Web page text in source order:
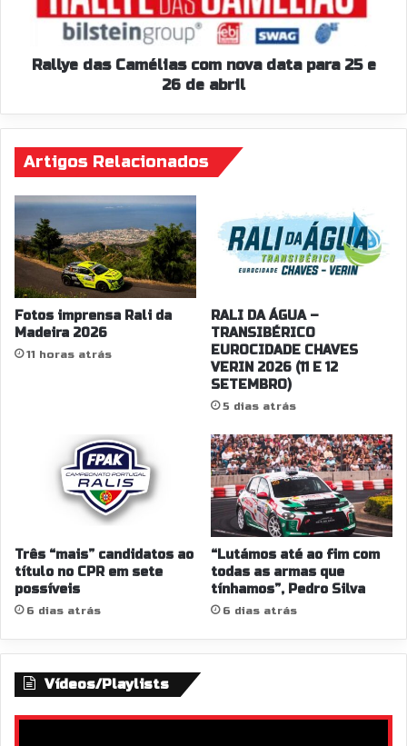
Rallye das Camélias com nova data para 25 e
26 de abril
Artigos Relacionados
Fotos imprensa Rali da
Madeira 2026
11 horas atrás
RALI DA ÁGUA –
TRANSIBÉRICO
EUROCIDADE CHAVES
VERIN 2026 (11 E 12
SETEMBRO)
5 dias atrás
Três “mais” candidatos ao
título no CPR em sete
possíveis
6 dias atrás
“Lutámos até ao fim com
todas as armas que
tínhamos”, Pedro Silva
6 dias atrás
Vídeos/Playlists